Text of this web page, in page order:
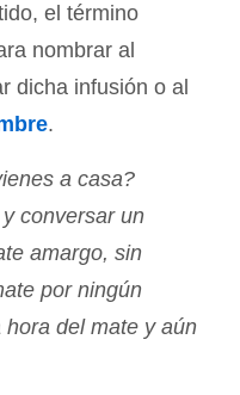
el término
nombrar al
dicha infusión o al
.
a casa?
conversar un
amargo, sin
por ningún
del mate y aún